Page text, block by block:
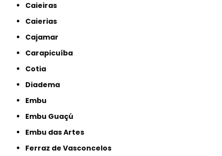
Caieiras
Caierias
Cajamar
Carapicuíba
Cotia
Diadema
Embu
Embu Guaçú
Embu das Artes
Ferraz de Vasconcelos